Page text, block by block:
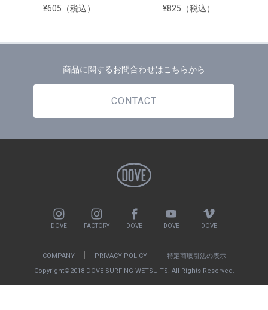
¥605（税込） ¥825（税込）
商品に関するお問合わせはこちらから
CONTACT
DOVE FACTORY DOVE DOVE DOVE
COMPANY PRIVACY POLICY
特定商取引法の表示
Copyright©2018 DOVE SURFING WETSUITS. All Rights Reserved.